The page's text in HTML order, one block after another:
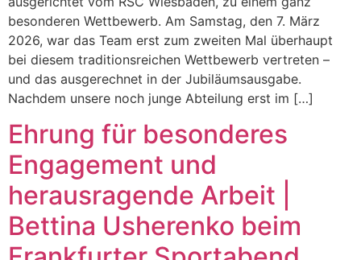
besonderen Wettbewerb. Am Samstag, den 7. März
2026, war das Team erst zum zweiten Mal überhaupt
bei diesem traditionsreichen Wettbewerb vertreten –
und das ausgerechnet in der Jubiläumsausgabe.
Nachdem unsere noch junge Abteilung erst im […]
Ehrung für besonderes
Engagement und
herausragende Arbeit |
Bettina Usherenko beim